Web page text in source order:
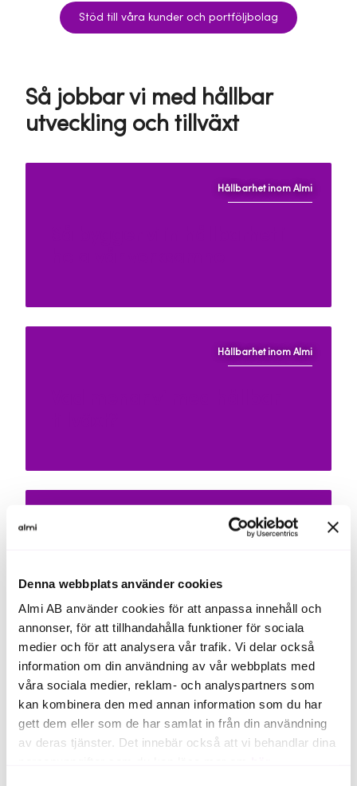
Denna webbplats använder cookies
Almi AB använder cookies för att anpassa innehåll och
annonser, för att tillhandahålla funktioner för sociala
medier och för att analysera vår trafik. Vi delar också
information om din användning av vår webbplats med
våra sociala medier, reklam- och analyspartners som
kan kombinera den med annan information som du har
gett dem eller som de har samlat in från din användning
av deras tjänster. Det innebär också att vi behandlar dina
Stöd till våra kunder och portföljbolag
Så jobbar vi med hållbar
utveckling och tillväxt
Hållbarhet inom Almi
Hållbarhet inom Almi
Hållbarhet inom Almi
Vårt arbete för en hållbarare framtid
Lär dig mer och kom igång